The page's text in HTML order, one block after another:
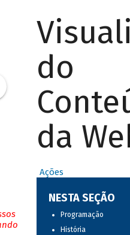
do
da
Ações
NESTA SEÇÃO
Programação
História